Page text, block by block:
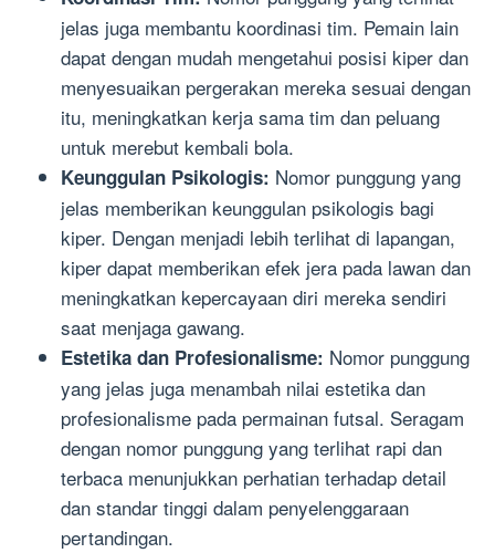
jelas juga membantu koordinasi tim. Pemain lain
dapat dengan mudah mengetahui posisi kiper dan
menyesuaikan pergerakan mereka sesuai dengan
itu, meningkatkan kerja sama tim dan peluang
untuk merebut kembali bola.
Keunggulan Psikologis: Nomor punggung yang
jelas memberikan keunggulan psikologis bagi
kiper. Dengan menjadi lebih terlihat di lapangan,
kiper dapat memberikan efek jera pada lawan dan
meningkatkan kepercayaan diri mereka sendiri
saat menjaga gawang.
Estetika dan Profesionalisme: Nomor punggung
yang jelas juga menambah nilai estetika dan
profesionalisme pada permainan futsal. Seragam
dengan nomor punggung yang terlihat rapi dan
terbaca menunjukkan perhatian terhadap detail
dan standar tinggi dalam penyelenggaraan
pertandingan.